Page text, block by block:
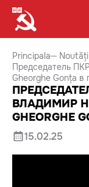
Principala Noutăți
Председатель
Gheorghe Gonța в
ВЛАДИМИР
GHEORGHE
15.02.25